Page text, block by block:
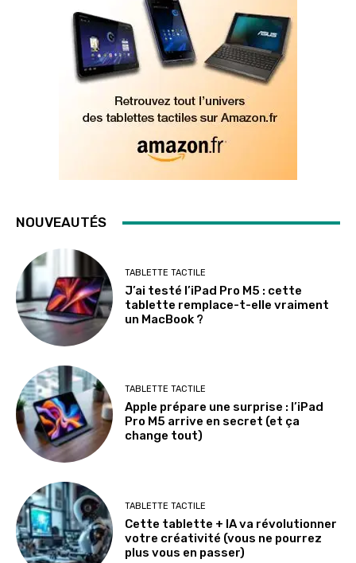
NOUVEAUTÉS
TABLETTE TACTILE
J’ai testé l’iPad Pro M5 : cette
tablette remplace-t-elle vraiment
un MacBook ?
TABLETTE TACTILE
Apple prépare une surprise : l’iPad
Pro M5 arrive en secret (et ça
change tout)
TABLETTE TACTILE
Cette tablette + IA va révolutionner
votre créativité (vous ne pourrez
plus vous en passer)